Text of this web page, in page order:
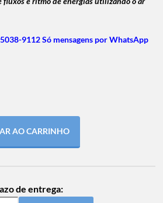
9112 Só mensagens por WhatsApp
AO CARRINHO
de entrega: